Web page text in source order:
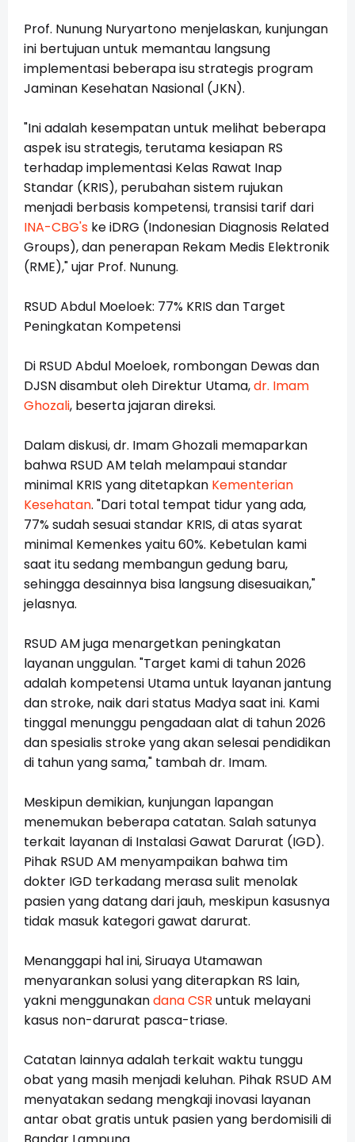
Prof. Nunung Nuryartono menjelaskan, kunjungan
ini bertujuan untuk memantau langsung
implementasi beberapa isu strategis program
Jaminan Kesehatan Nasional (JKN).
"Ini adalah kesempatan untuk melihat beberapa
aspek isu strategis, terutama kesiapan RS
terhadap implementasi Kelas Rawat Inap
Standar (KRIS), perubahan sistem rujukan
menjadi berbasis kompetensi, transisi tarif dari
INA-CBG's ke iDRG (Indonesian Diagnosis Related
Groups), dan penerapan Rekam Medis Elektronik
(RME)," ujar Prof. Nunung.
RSUD Abdul Moeloek: 77% KRIS dan Target
Peningkatan Kompetensi
Di RSUD Abdul Moeloek, rombongan Dewas dan
DJSN disambut oleh Direktur Utama,dr. Imam
Ghozali, beserta jajaran direksi.
Dalam diskusi, dr. Imam Ghozali memaparkan
bahwa RSUD AM telah melampaui standar
minimal KRIS yang ditetapkan Kementerian
Kesehatan. "Dari total tempat tidur yang ada,
77% sudah sesuai standar KRIS, di atas syarat
minimal Kemenkes yaitu 60%. Kebetulan kami
saat itu sedang membangun gedung baru,
sehingga desainnya bisa langsung disesuaikan,"
jelasnya.
RSUD AM juga menargetkan peningkatan
layanan unggulan. "Target kami di tahun 2026
adalah kompetensi Utama untuk layanan jantung
dan stroke, naik dari status Madya saat ini. Kami
tinggal menunggu pengadaan alat di tahun 2026
dan spesialis stroke yang akan selesai pendidikan
di tahun yang sama," tambah dr. Imam.
Meskipun demikian, kunjungan lapangan
menemukan beberapa catatan. Salah satunya
terkait layanan di Instalasi Gawat Darurat (IGD).
Pihak RSUD AM menyampaikan bahwa tim
dokter IGD terkadang merasa sulit menolak
pasien yang datang dari jauh, meskipun kasusnya
tidak masuk kategori gawat darurat.
Menanggapi hal ini, Siruaya Utamawan
menyarankan solusi yang diterapkan RS lain,
yakni menggunakandana CSR untuk melayani
kasus non-darurat pasca-triase.
Catatan lainnya adalah terkait waktu tunggu
obat yang masih menjadi keluhan. Pihak RSUD AM
menyatakan sedang mengkaji inovasi layanan
antar obat gratis untuk pasien yang berdomisili di